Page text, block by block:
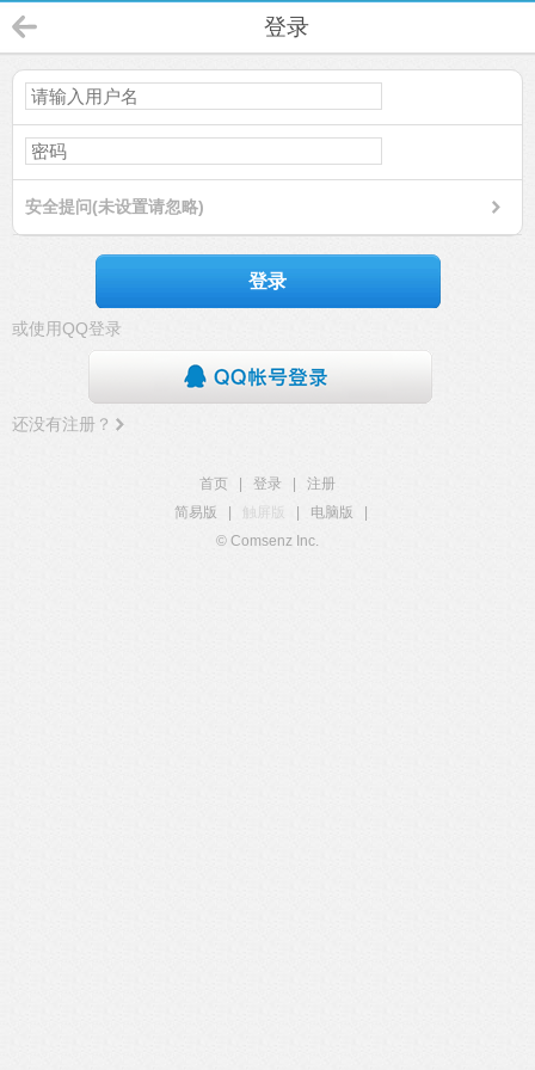
登录
安全提问(未设置请忽略)
登录
或使用QQ登录
还没有注册？
首页 登录
注册
简易版
触屏版 电脑版
© Comsenz Inc.